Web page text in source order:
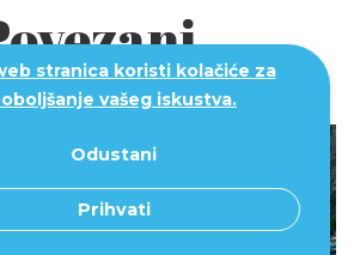
stranica koristi kolačiće za
vašeg iskustva.
Odustani
Prihvati
blogovi